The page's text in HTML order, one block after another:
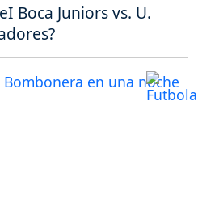
Boca Juniors vs. U.